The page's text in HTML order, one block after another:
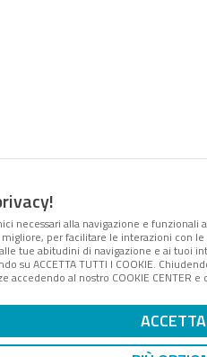
necessari alla navigazione e
per facilitare le interazioni con
tue abitudini di navigazione e ai tuoi
su ACCETTA TUTTI I COOKIE.
accedendo al nostro COOKIE
ACCETTA